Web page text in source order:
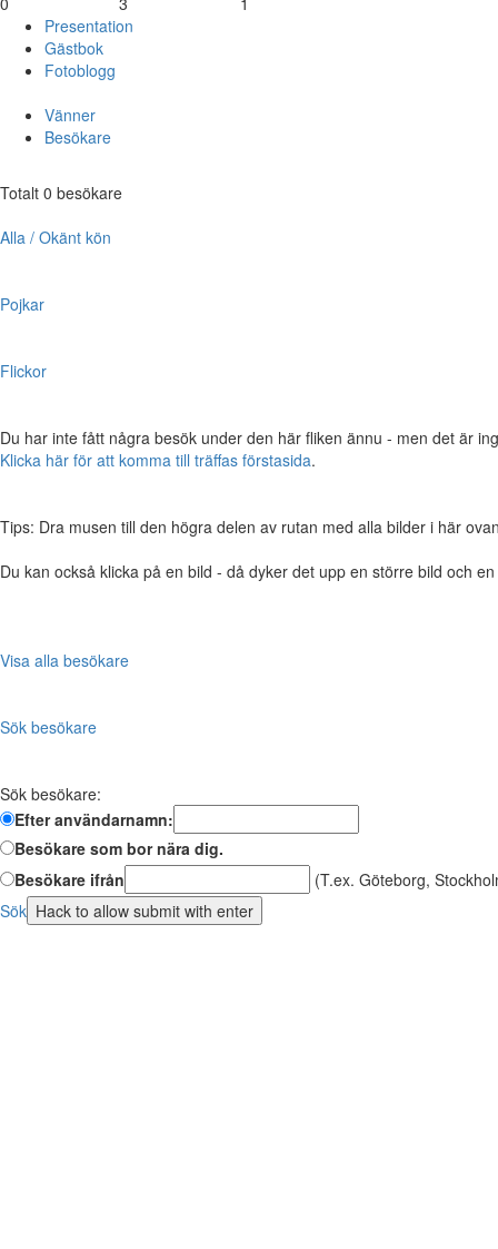
Presentation
Gästbok
Fotoblogg
Vänner
Besökare
Totalt 0 besökare
Alla / Okänt kön
Pojkar
Flickor
Du har inte fått några besök under den här fliken ännu - men det är
Klicka här för att komma till träffas förstasida.
Tips: Dra musen till den högra delen av rutan med alla bilder i här
Du kan också klicka på en bild - då dyker det upp en större bild och
Visa alla besökare
Sök besökare
Sök besökare:
Efter användarnamn:
Besökare som bor nära dig.
Besökare ifrån
(T.ex. Göteborg,
Sök